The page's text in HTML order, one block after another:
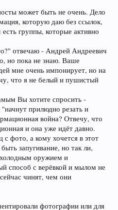
может быть не очень. Дело
которую даю без ссылок,
группы, которые активно
отвечаю - Андрей Андреевич
но пока не знаю. Ваше
мне очень импонирует, но на
что я не белый и пушистый
Вы хотите спросить -
прилюдно резать и
война? Отвечу, что
и она уже идёт давно.
с фото, а кому хочется в этот
запугивание, но так ли,
оружием и
способ с верёвкой и мылом не
чинят, чем они
фотографии или для